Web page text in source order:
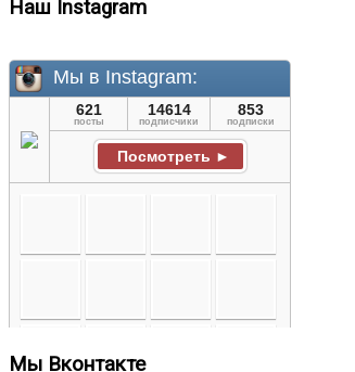
Наш Instagram
Мы Вконтакте